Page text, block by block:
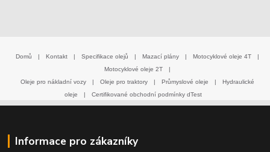
Domů | Kontakt | Specifikace olejů | Mazací plány | Motocyklové oleje 4T
|
Motocyklové oleje 2T
|
Oleje pro nákladní vozy
| Oleje pro traktory | Průmyslové oleje |
Hydraulické
oleje
| Certifikované obchodní podmínky dTest
Informace pro zákazníky